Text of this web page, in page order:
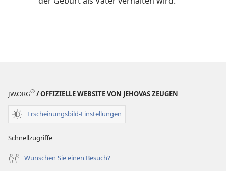
JW.ORG® / OFFIZIELLE WEBSITE VON JEHOVAS ZEUGEN
Erscheinungsbild-Einstellungen
Schnellzugriffe
Wünschen Sie einen Besuch?